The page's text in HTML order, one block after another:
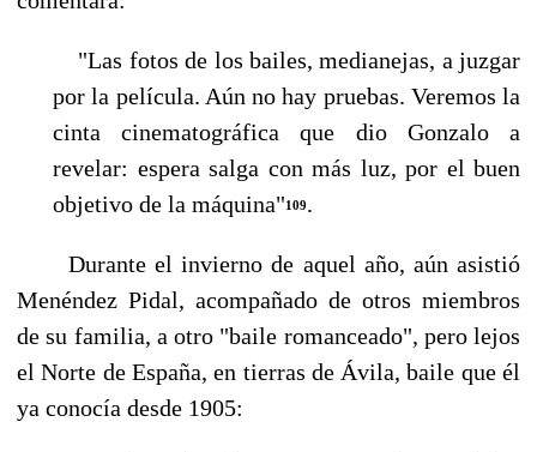
"Las fotos de los bailes, medianejas, a juzgar
por la película. Aún no hay pruebas. Veremos la
cinta cinematográfica que dio Gonzalo a
revelar: espera salga con más luz, por el buen
ob­jetivo de la máquina"109.
Durante el invierno de aquel año, aún asistió
Menéndez Pidal, acompañado de otros miem­bros
de su familia, a otro "baile romanceado", pero lejos
el Norte de España, en tierras de Ávila, baile que él
ya conocía desde 1905: